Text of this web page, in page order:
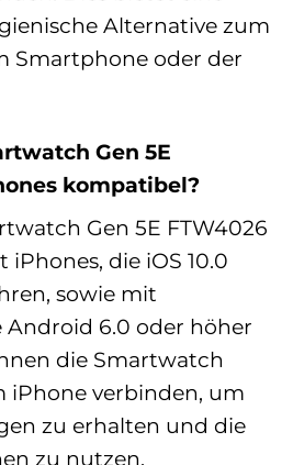
Alternative zum
Smartphone oder der
Gen 5E
kompatibel?
Gen 5E FTW4026
die iOS 10.0
sowie mit
Android 6.0 oder höher
die Smartwatch
iPhone verbinden, um
zu erhalten und die
zu nutzen.